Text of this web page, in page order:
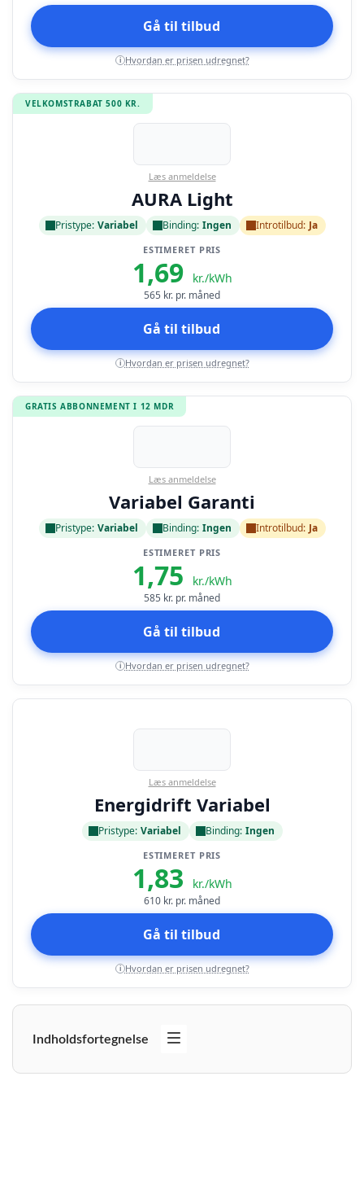
Gå til tilbud
i Hvordan er prisen udregnet?
VELKOMSTRABAT 500 KR.
Læs anmeldelse
AURA Light
Pristype: Variabel Binding: Ingen Introtilbud: Ja
ESTIMERET PRIS
1,69 kr./kWh
565 kr. pr. måned
Gå til tilbud
i Hvordan er prisen udregnet?
GRATIS ABBONNEMENT I 12 MDR
Læs anmeldelse
Variabel Garanti
Pristype: Variabel Binding: Ingen Introtilbud: Ja
ESTIMERET PRIS
1,75 kr./kWh
585 kr. pr. måned
Gå til tilbud
i Hvordan er prisen udregnet?
Læs anmeldelse
Energidrift Variabel
Pristype: Variabel Binding: Ingen
ESTIMERET PRIS
1,83 kr./kWh
610 kr. pr. måned
Gå til tilbud
i Hvordan er prisen udregnet?
Indholdsfortegnelse